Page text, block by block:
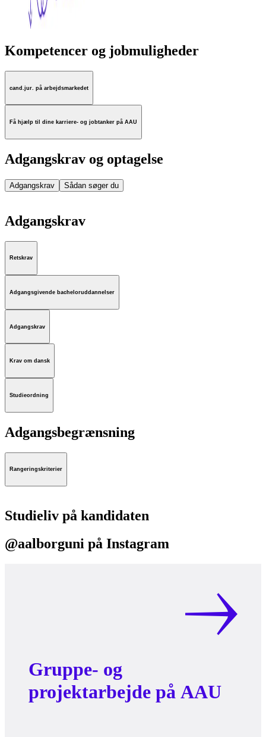
Kompetencer og jobmuligheder
cand.jur. på arbejdsmarkedet
Få hjælp til dine karriere- og jobtanker på AAU
Adgangskrav og optagelse
Adgangskrav Sådan søger du
Adgangskrav
Retskrav
Adgangsgivende bacheloruddannelser
Adgangskrav
Krav om dansk
Studieordning
Adgangsbegrænsning
Rangeringskriterier
Studieliv på kandidaten
@aalborguni på Instagram
Gruppe- og
projektarbejde på AAU